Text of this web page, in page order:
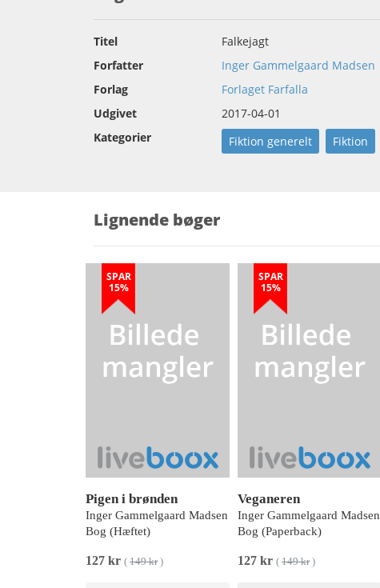
Titel
Falkejagt
Forfatter
Inger Gammelgaard Madsen
Forlag
Forlaget Farfalla
Udgivet
2017-04-01
Kategorier
Fiktion generelt Fiktion
Lignende bøger
SPAR
15%
Pigen i brønden
Inger Gammelgaard Madsen
Bog (Hæftet)
127 kr ( 149 kr)
SPAR
15%
Veganeren
Inger Gammelgaard Madsen
Bog (Paperback)
127 kr ( 149 kr)